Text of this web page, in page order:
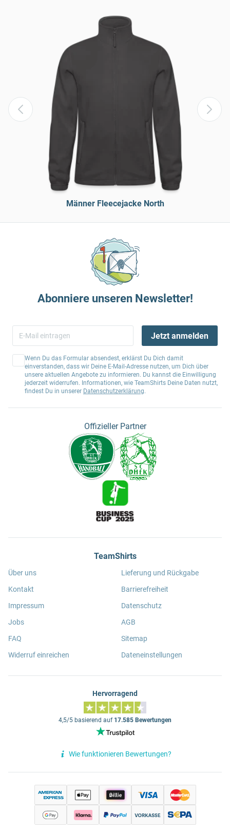
Männer Fleecejacke North
Abonniere unseren Newsletter!
Jetzt anmelden
Wenn Du das Formular absendest, erklärst Du Dich damit
einverstanden, dass wir Deine E-Mail-Adresse nutzen, um Dich über
unsere aktuellen Angebote zu informieren. Du kannst die Einwilligung
jederzeit widerrufen. Informationen, wie TeamShirts Deine Daten nutzt,
findest Du in unserer Datenschutzerklärung.
Offizieller Partner
TeamShirts
Über uns
Kontakt
Impressum
Jobs
FAQ
Widerruf einreichen
Lieferung und Rückgabe
Barrierefreiheit
Datenschutz
AGB
Sitemap
Dateneinstellungen
Hervorragend
4,5/5 basierend auf 17.585 Bewertungen
Wie funktionieren Bewertungen?